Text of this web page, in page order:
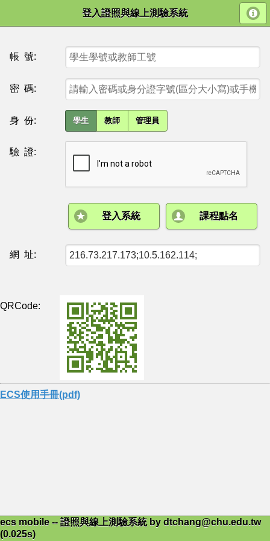
登入證照與線上測驗系統
帳 號:
密 碼:
身 份: 學生 教師 管理員
驗 證:
登入系統 課程點名
網 址:
QRCode:
ECS使用手冊(pdf)
ecs mobile -- 證照與線上測驗系統 by dtchang@chu.edu.tw
(0.025s)